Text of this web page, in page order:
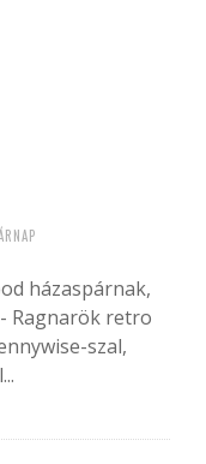
házaspárnak,
Ragnarök retro
szal,